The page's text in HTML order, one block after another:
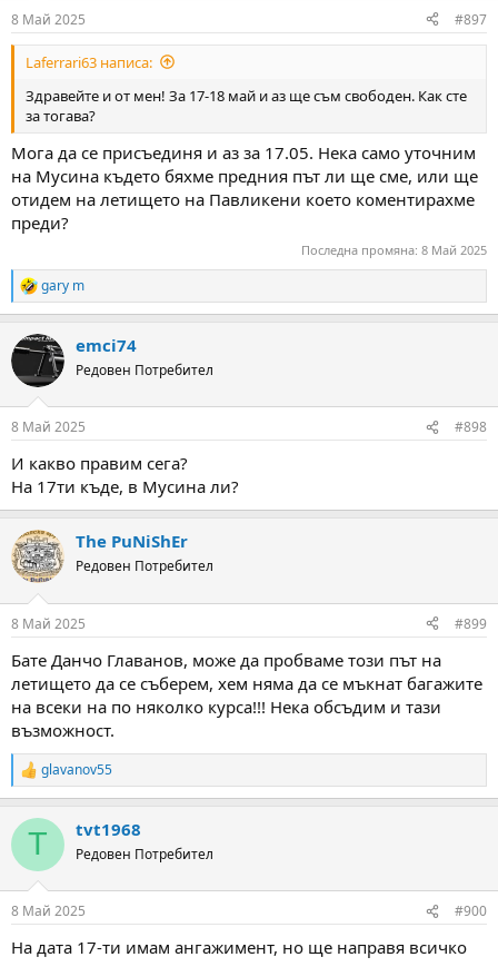
8 Май 2025 #897
Laferrari63 написа:
Здравейте и от мен! За 17-18 май и аз ще съм свободен. Как сте
за тогава?
Мога да се присъединя и аз за 17.05. Нека само уточним
на Мусина където бяхме предния път ли ще сме, или ще
отидем на летището на Павликени което коментирахме
преди?
Последна промяна: 8 Май 2025
R
e
c
i
s
gary m
emci74
Редовен Потребител
8 Май 2025 #898
И какво правим сега?
На 17ти къде, в Мусина ли?
The PuNiShEr
Редовен Потребител
8 Май 2025 #899
Бате Данчо Главанов, може да пробваме този път на
летището да се съберем, хем няма да се мъкнат багажите
на всеки на по няколко курса!!! Нека обсъдим и тази
възможност.
R
e
c
i
s
glavanov55
T tvt1968
Редовен Потребител
8 Май 2025 #900
На дата 17-ти имам ангажимент, но ще направя всичко